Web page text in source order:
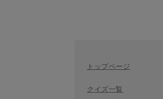
トップページ
クイズ一覧